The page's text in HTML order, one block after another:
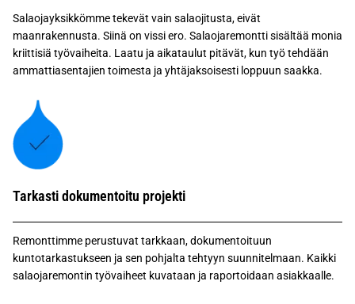
Salaojayksikkömme tekevät vain salaojitusta, eivät
maanrakennusta. Siinä on vissi ero. Salaojaremontti sisältää monia
kriittisiä työvaiheita. Laatu ja aikataulut pitävät, kun työ tehdään
ammattiasentajien toimesta ja yhtäjaksoisesti loppuun saakka.
Tarkasti dokumentoitu projekti
Remonttimme perustuvat tarkkaan, dokumentoituun
kuntotarkastukseen ja sen pohjalta tehtyyn suunnitelmaan. Kaikki
salaojaremontin työvaiheet kuvataan ja raportoidaan asiakkaalle.